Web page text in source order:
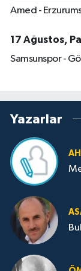
Amed -
17 Ağustos,
Samsunspor -
Yazarlar